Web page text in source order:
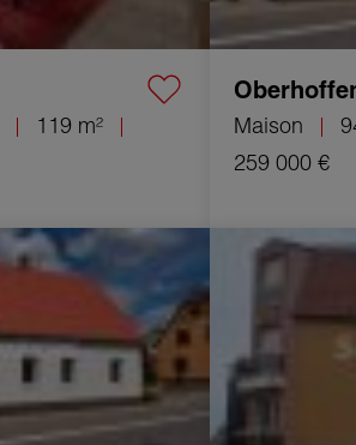
119 m²
Maison
259 000 €
sur-Moder
Vente
72.4 m²